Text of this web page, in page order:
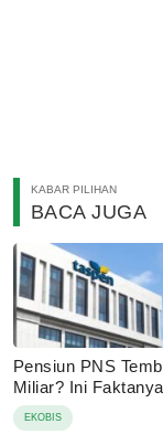
KABAR PILIHAN
BACA JUGA
Pensiun PNS
Miliar? Ini Faktanya
EKOBIS